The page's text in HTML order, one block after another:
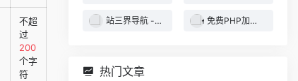
不超
过
200
个字
符
站三界导航 - 网站目录,网址提交,分类目录,网站大全,名站导航之家 免费PHP加密系统 - PHP代码加密平台
热门文章